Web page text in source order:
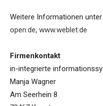
Weitere Informationen unter
open.de, www.weblet.de
Firmenkontakt
in-integrierte
Manja Wagner
Am Seerhein 8